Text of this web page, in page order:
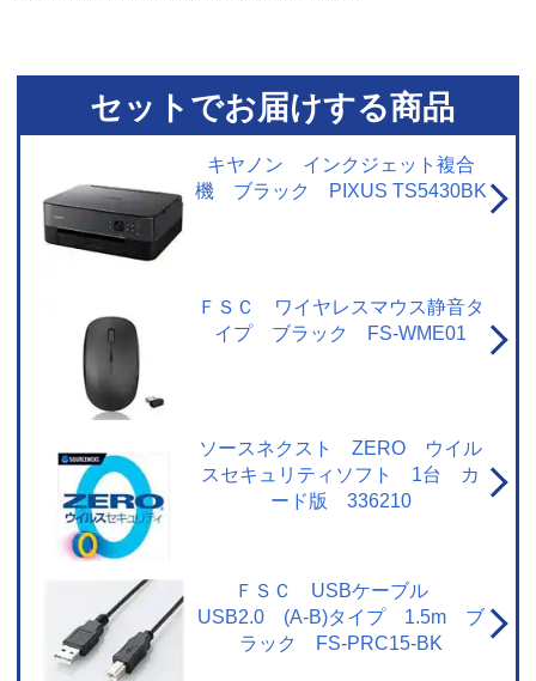
セットでお届けする商品
キヤノン インクジェット複合
機 ブラック PIXUS TS5430BK
ＦＳＣ ワイヤレスマウス静音タ
イプ ブラック FS-WME01
ソースネクスト ZERO ウイル
スセキュリティソフト 1台 カ
ード版 336210
ＦＳＣ USBケーブル
USB2.0 (A-B)タイプ 1.5m ブ
ラック FS-PRC15-BK